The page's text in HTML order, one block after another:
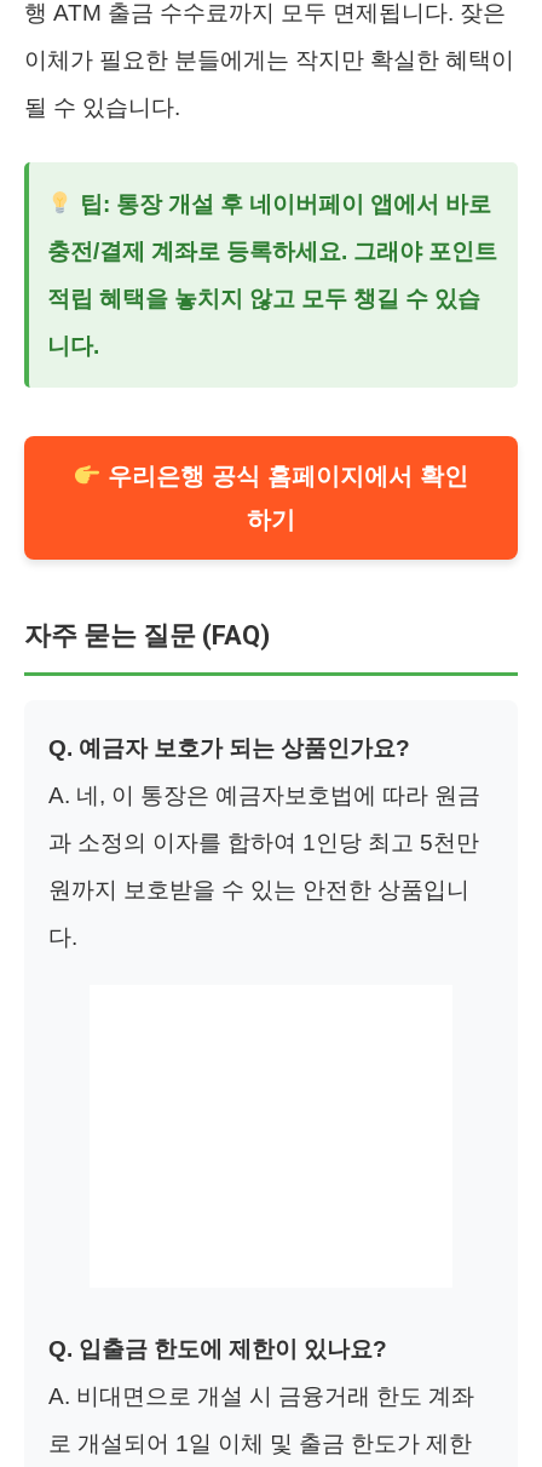
행 ATM 출금 수수료까지 모두 면제됩니다. 잦은
이체가 필요한 분들에게는 작지만 확실한 혜택이
될 수 있습니다.
팁: 통장 개설 후 네이버페이 앱에서 바로
충전/결제 계좌로 등록하세요. 그래야 포인트
적립 혜택을 놓치지 않고 모두 챙길 수 있습
니다.
우리은행 공식 홈페이지에서 확인
하기
자주 묻는 질문 (FAQ)
Q. 예금자 보호가 되는 상품인가요?
A. 네, 이 통장은 예금자보호법에 따라 원금
과 소정의 이자를 합하여 1인당 최고 5천만
원까지 보호받을 수 있는 안전한 상품입니
다.
Q. 입출금 한도에 제한이 있나요?
A. 비대면으로 개설 시 금융거래 한도 계좌
로 개설되어 1일 이체 및 출금 한도가 제한